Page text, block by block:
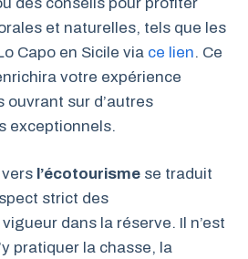
et naturelles, tels que les
Capo en Sicile via ce lien. Ce
votre expérience
ouvrant sur d’autres
exceptionnels.
vers l’écotourisme se traduit
strict des
dans la réserve. Il n’est
pratiquer la chasse, la